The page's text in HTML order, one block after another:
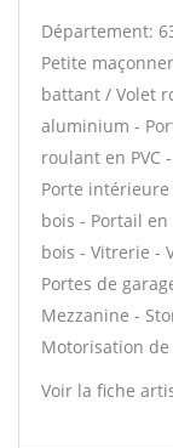
Département:
Petite
battant / Volet
aluminium -
roulant en PVC
Porte
bois - Portail
bois - Vitrerie -
Portes de
Mezzanine -
Motorisation
Voir la fiche